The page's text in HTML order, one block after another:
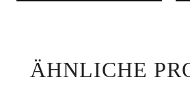
ÄHNLICHE